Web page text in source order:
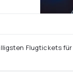
Flugtickets für